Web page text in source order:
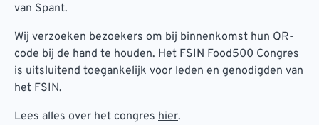
van Spant.
Wij verzoeken bezoekers om bij binnenkomst hun QR-
code bij de hand te houden. Het FSIN Food500 Congres
is uitsluitend toegankelijk voor leden en genodigden van
het FSIN.
Lees alles over het congres hier.